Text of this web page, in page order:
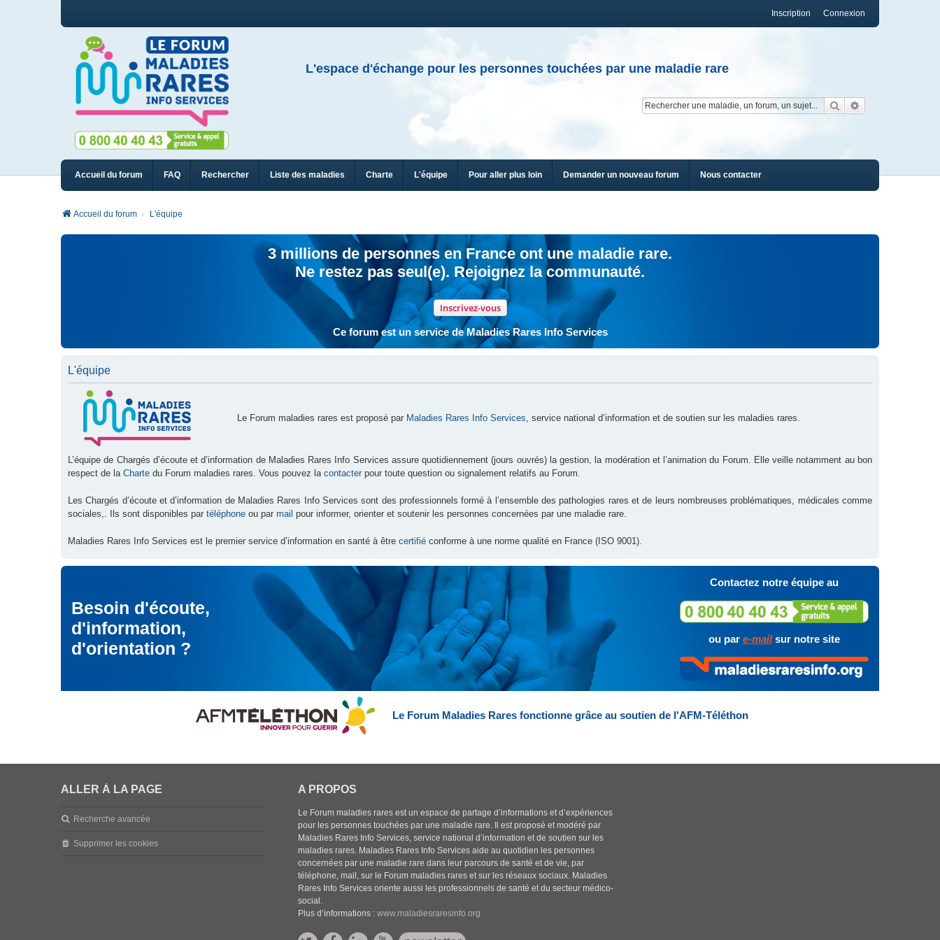
Connexion
Inscription
L'espace d'échange pour les personnes touchées par une maladie rare
Rechercher
Accueil du forum FAQ Rechercher Liste des maladies Charte L'équipe Pour aller plus loin Demander un nouveau forum Nous contacter
Accueil du forum L'équipe
3 millions de personnes en France ont une maladie rare.
Ne restez pas seul(e). Rejoignez la communauté.
Inscrivez-vous
Ce forum est un service de Maladies Rares Info Services
L'équipe
Le Forum maladies rares est proposé par Maladies Rares Info Services, service national d’information et de soutien sur les maladies rares.
L’équipe de Chargés d’écoute et d’information de Maladies Rares Info Services assure quotidiennement (jours ouvrés) la gestion, la modération et l’animation du Forum. Elle veille notamment au bon
respect de la Charte du Forum maladies rares. Vous pouvez la contacter pour toute question ou signalement relatifs au Forum.
Les Chargés d’écoute et d’information de Maladies Rares Info Services sont des professionnels formé à l’ensemble des pathologies rares et de leurs nombreuses problématiques, médicales comme
sociales,. Ils sont disponibles par téléphone ou par mail pour informer, orienter et soutenir les personnes concernées par une maladie rare.
Maladies Rares Info Services est le premier service d’information en santé à être certifié conforme à une norme qualité en France (ISO 9001).
Besoin d'écoute,
d'information,
d'orientation ?
Contactez notre équipe au
ou par e-mailsur notre site
Le Forum Maladies Rares fonctionne grâce au soutien de l'AFM-Téléthon
ALLER À LA PAGE
Recherche avancée
Supprimer les cookies
A PROPOS
Le Forum maladies rares est un espace de partage d’informations et d’expériences
pour les personnes touchées par une maladie rare. Il est proposé et modéré par
Maladies Rares Info Services, service national d’information et de soutien sur les
maladies rares. Maladies Rares Info Services aide au quotidien les personnes
concernées par une maladie rare dans leur parcours de santé et de vie, par
téléphone, mail, sur le Forum maladies rares et sur les réseaux sociaux. Maladies
Rares Info Services oriente aussi les professionnels de santé et du secteur médico-
social.
Plus d’informations :www.maladiesraresinfo.org